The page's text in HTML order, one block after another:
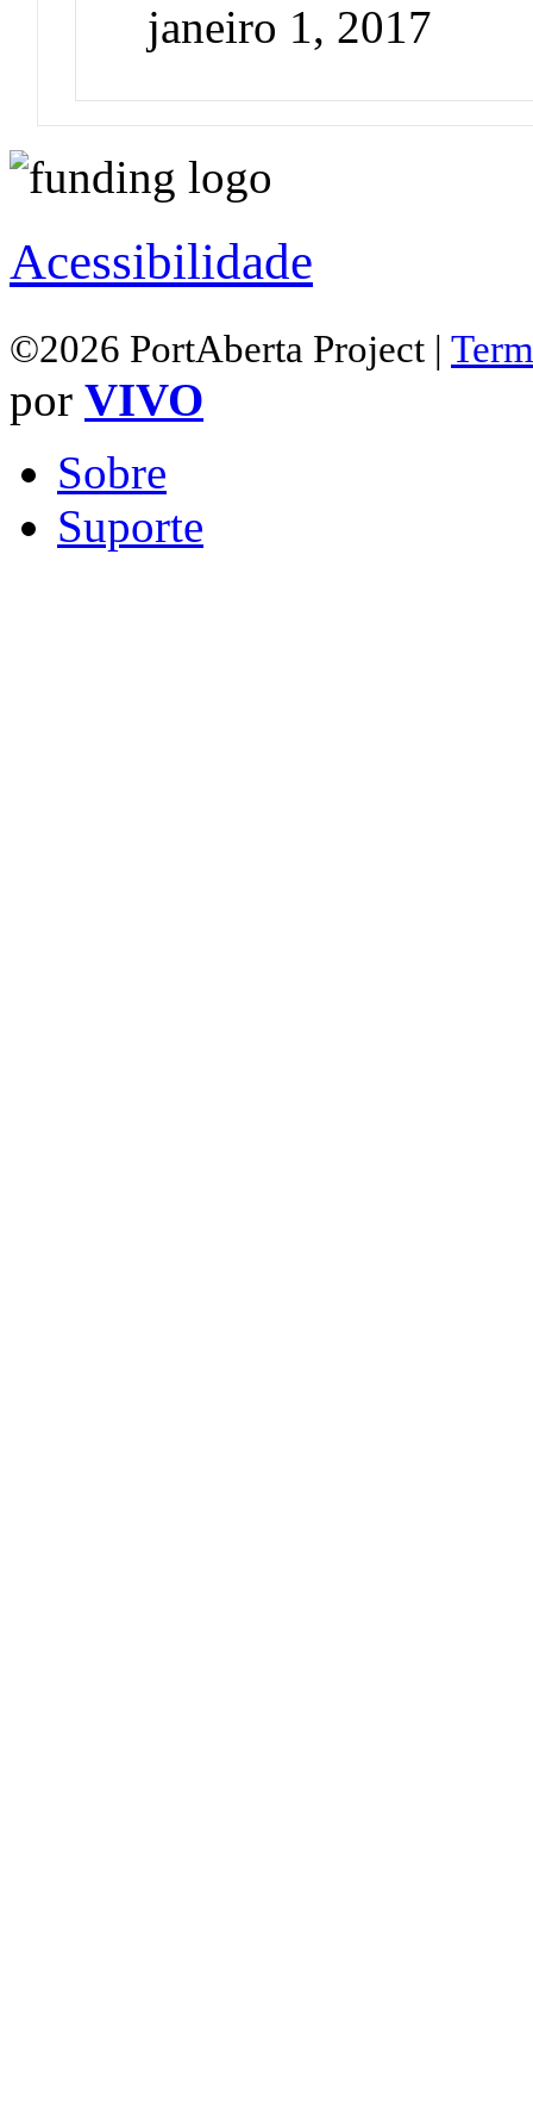
janeiro 1, 2017
Acessibilidade
©2026 PortAberta Project |
por VIVO
Sobre
Suporte